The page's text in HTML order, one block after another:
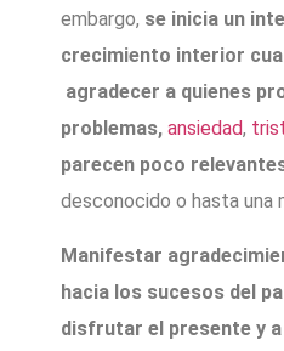
embargo, se inicia un
crecimiento interior
agradecer a quienes
problemas, ansiedad,
parecen poco
desconocido o hasta una
Manifestar
hacia los sucesos del
disfrutar el presente y